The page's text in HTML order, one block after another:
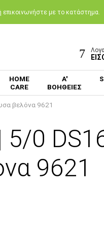
επικοινωνήστε με το κατάστημα.
HOME
CARE
Α'
ΒΟΗΘΕΙΕΣ
βελόνα 9621
5/0
9621